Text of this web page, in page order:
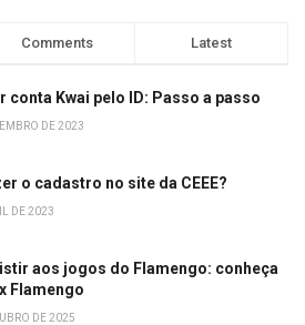
Comments Latest
conta Kwai pelo ID: Passo a passo
DE 2023
o cadastro no site da CEEE?
DE 2023
aos jogos do Flamengo: conheça
Flamengo
DE 2025